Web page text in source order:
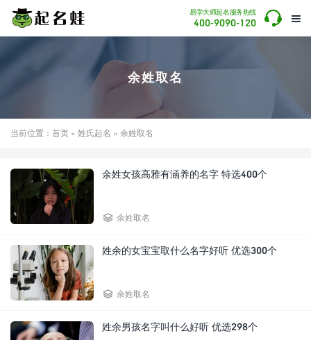

易学大师起名服务热线
400-9090-120 
余姓取名
当前位置： 首页 » 姓氏起名 » 余姓取名
余姓女孩高雅有涵养的名字 特选400个
 余姓取名
姓余的女宝宝取什么名字好听 优选300个
 余姓取名
姓余男孩名字叫什么好听 优选298个